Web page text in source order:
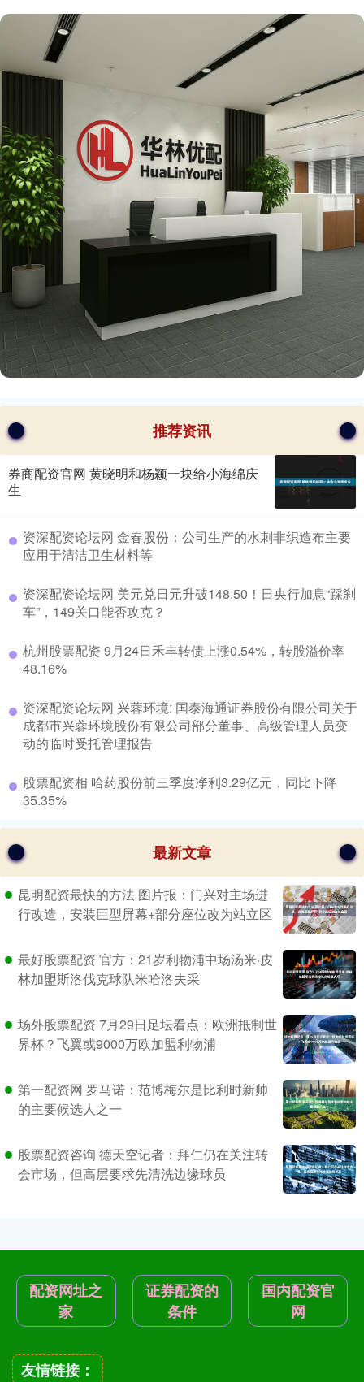
推荐资讯
券商配资官网 黄晓明和杨颖一块给小海绵庆
生
​资深配资论坛网 金春股份：公司生产的水刺非织造布主要
应用于清洁卫生材料等
​资深配资论坛网 美元兑日元升破148.50！日央行加息“踩刹
车”，149关口能否攻克？
​杭州股票配资 9月24日禾丰转债上涨0.54%，转股溢价率
48.16%
​资深配资论坛网 兴蓉环境: 国泰海通证券股份有限公司关于
成都市兴蓉环境股份有限公司部分董事、高级管理人员变
动的临时受托管理报告
​股票配资相 哈药股份前三季度净利3.29亿元，同比下降
35.35%
最新文章
昆明配资最快的方法 图片报：门兴对主场进
行改造，安装巨型屏幕+部分座位改为站立区
最好股票配资 官方：21岁利物浦中场汤米·皮
林加盟斯洛伐克球队米哈洛夫采
场外股票配资 7月29日足坛看点：欧洲抵制世
界杯？飞翼或9000万欧加盟利物浦
第一配资网 罗马诺：范博梅尔是比利时新帅
的主要候选人之一
股票配资咨询 德天空记者：拜仁仍在关注转
会市场，但高层要求先清洗边缘球员
配资网址之
家
证券配资的
条件
国内配资官
网
友情链接：